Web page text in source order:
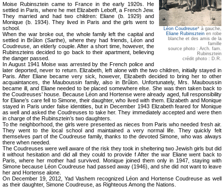
Léon Coudreuse* à gauche,
Eliane Rubinsztein en robe
blanche et des amis de la
famille
source photo : Arch. fam.
Rubinsztein
crédit photo : D.R.
Moise Rubinsztein came to France in the early 1920s. He
settled in Paris, where he met Elizabeth Leboff, a French Jew.
They married and had two children: Eliane (b. 1929) and
Monique (b. 1934). They lived in Paris and the girls went to
school.
When the war broke out, the whole family left the capital and
settled in Brûlon (Sarthe), where they had friends, Léon and
Coudreuse, an elderly couple. After a short time, however, the
Rubinszteins decided to go back to their apartment, believing
the danger passed.
In August 1941 Moise was arrested by the French police and
later deported, never to return. Elizabeth, left alone with the two children, initially stayed in
Paris. After Eliane became very sick, however, Elizabeth decided to bring her to other
acquaintances, the Mauboussin family, also in Brûlon. Unfortunately, Mrs. Mauboussin
became ill, and Eliane needed to be placed somewhere else. She was then taken back to
the Coudreuses’ house. Because Léon and Hortense were already aged, full responsibility
for Eliane’s care fell to Simone, their daughter, who lived with them. Elizabeth and Monique
stayed in Paris under false identities, but in December 1943 Elizabeth feared for Monique
as well and asked the Coudreuses to take her. They immediately accepted and were then
in charge of the Rubinsztein’s two daughters.
To the neighborhood, the girls were presented as nieces from Paris who needed fresh air.
They went to the local school and maintained a very normal life. They quickly felt
themselves part of the Coudreuse family, thanks to the devoted Simone, who was always
there when needed.
The Coudreuses were well aware of the risk they took in sheltering two Jewish girls but did
it without hesitation and did all they could to provide fAfter the war Eliane went back to
Paris, where her mother had survived. Monique joined them only in 1947, staying with
Simone because Léon Coudreuse had passed away (1946), and she did not want to leave
her and Hortense alone.
On December 19, 2012, Yad Vashem recognized Léon and Hortense Coudreuse as well
as their daughter, Simone Coudreuse, as Righteous Among the Nations.